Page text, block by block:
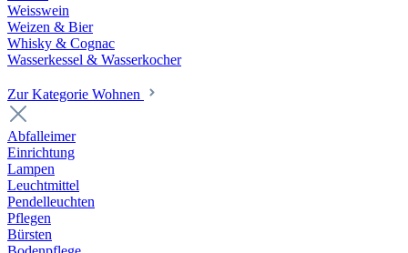
Weisswein
Weizen & Bier
Whisky & Cognac
Wasserkessel & Wasserkocher
Zur Kategorie Wohnen
Abfalleimer
Einrichtung
Lampen
Leuchtmittel
Pendelleuchten
Pflegen
Bürsten